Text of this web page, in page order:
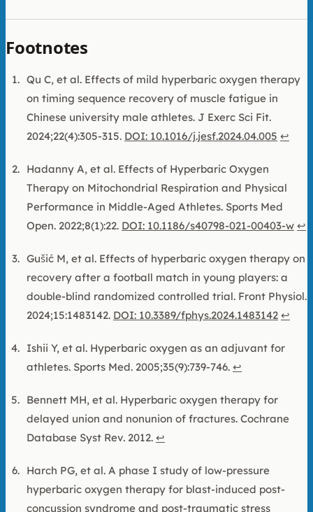
Footnotes
Qu C, et al. Effects of mild hyperbaric oxygen therapy
on timing sequence recovery of muscle fatigue in
Chinese university male athletes. J Exerc Sci Fit.
2024;22(4):305-315. DOI: 10.1016/j.jesf.2024.04.005 ↩
Hadanny A, et al. Effects of Hyperbaric Oxygen
Therapy on Mitochondrial Respiration and Physical
Performance in Middle-Aged Athletes. Sports Med
Open. 2022;8(1):22. DOI: 10.1186/s40798-021-00403-w ↩
Gušić M, et al. Effects of hyperbaric oxygen therapy on
recovery after a football match in young players: a
double-blind randomized controlled trial. Front Physiol.
2024;15:1483142. DOI: 10.3389/fphys.2024.1483142 ↩
Ishii Y, et al. Hyperbaric oxygen as an adjuvant for
athletes. Sports Med. 2005;35(9):739-746. ↩
Bennett MH, et al. Hyperbaric oxygen therapy for
delayed union and nonunion of fractures. Cochrane
Database Syst Rev. 2012. ↩
Harch PG, et al. A phase I study of low-pressure
hyperbaric oxygen therapy for blast-induced post-
concussion syndrome and post-traumatic stress